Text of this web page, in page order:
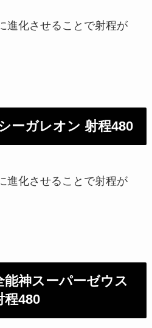
進化させることで射程が
ーガレオン 射程480
進化させることで射程が
神スーパーゼウス
程480